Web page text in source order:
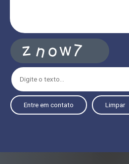
Entre em contato Limpar